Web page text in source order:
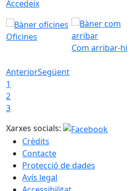
Accedeix
Oficines
Com arribar-hi
AnteriorSegüent
1
2
3
Xarxes socials:
Crèdits
Contacte
Protecció de dades
Avís legal